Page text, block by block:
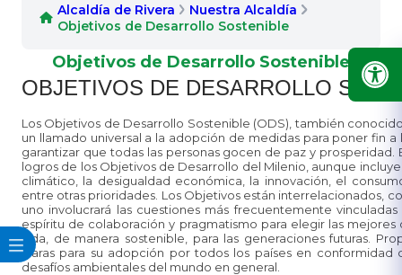
Alcaldía de Rivera
Nuestra Alcaldía
Objetivos de Desarrollo Sostenible
Objetivos de Desarrollo Sostenible
OBJETIVOS DE DESARROLLO
Los Objetivos de Desarrollo Sostenible (ODS), también
un llamado universal a la adopción de medidas para poner fin
garantizar que todas las personas gocen de paz y prosperidad.
logros de los Objetivos de Desarrollo del Milenio, aunque
climático, la desigualdad económica, la innovación, el
entre otras prioridades. Los Objetivos están interrelacionados,
uno involucrará las cuestiones más frecuentemente
espíritu de colaboración y pragmatismo para elegir las
vida, de manera sostenible, para las generaciones futuras.
claras para su adopción por todos los países en conformidad
desafíos ambientales del mundo en general.